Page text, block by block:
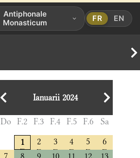
Antiphonale
Monasticum
FR EN
Ianuarii 2024
Do F.2 F.3 F.4 F.5 F.6 Sa
1 2 3 4 5
6
7
8 9 10 11 12
13